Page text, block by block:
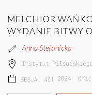
MELCHIOR
WYDANIE BITWY
Anna Stefanicka
Instytut
SESJA: 46 | 2024|